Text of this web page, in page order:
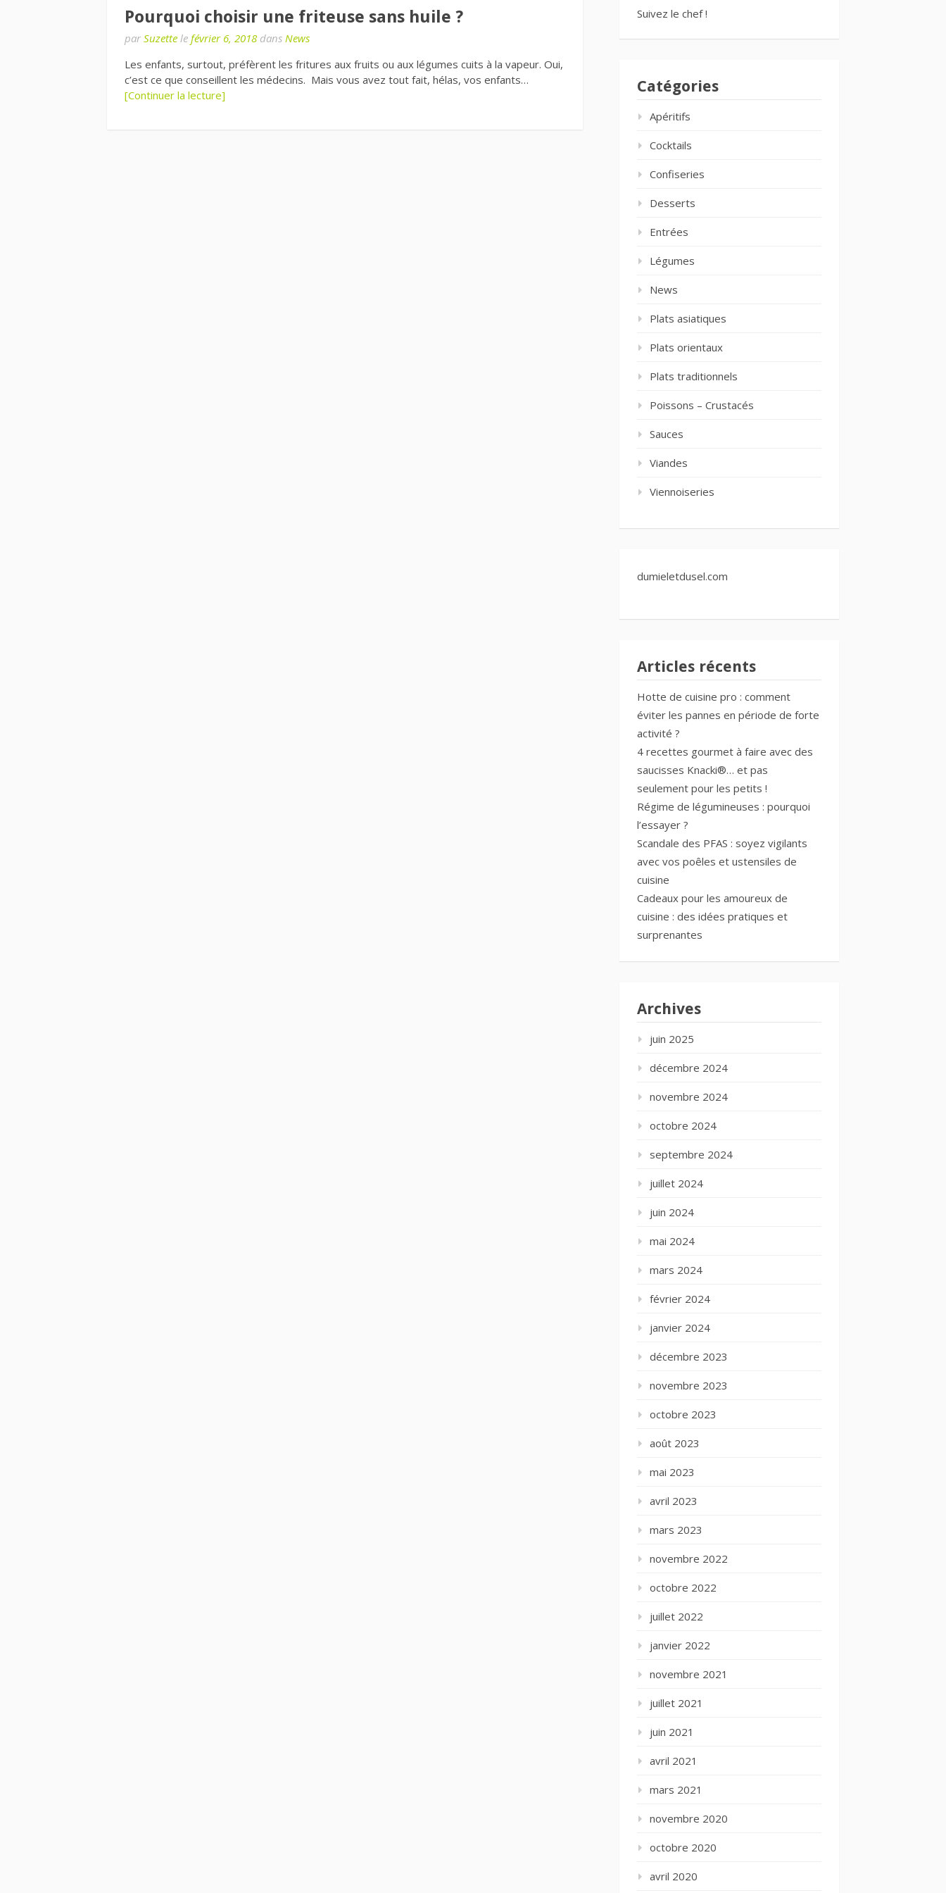
Pourquoi choisir une friteuse sans huile ?
par Suzette le février 6, 2018 dans News
Les enfants, surtout, préfèrent les fritures aux fruits ou aux légumes cuits à la vapeur. Oui,
c’est ce que conseillent les médecins. Mais vous avez tout fait, hélas, vos enfants…
[Continuer la lecture]
Suivez le chef !
Catégories
Apéritifs
Cocktails
Confiseries
Desserts
Entrées
Légumes
News
Plats asiatiques
Plats orientaux
Plats traditionnels
Poissons – Crustacés
Sauces
Viandes
Viennoiseries
dumieletdusel.com
Articles récents
Hotte de cuisine pro : comment
éviter les pannes en période de forte
activité ?
4 recettes gourmet à faire avec des
saucisses Knacki®… et pas
seulement pour les petits !
Régime de légumineuses : pourquoi
l’essayer ?
Scandale des PFAS : soyez vigilants
avec vos poêles et ustensiles de
cuisine
Cadeaux pour les amoureux de
cuisine : des idées pratiques et
surprenantes
Archives
juin 2025
décembre 2024
novembre 2024
octobre 2024
septembre 2024
juillet 2024
juin 2024
mai 2024
mars 2024
février 2024
janvier 2024
décembre 2023
novembre 2023
octobre 2023
août 2023
mai 2023
avril 2023
mars 2023
novembre 2022
octobre 2022
juillet 2022
janvier 2022
novembre 2021
juillet 2021
juin 2021
avril 2021
mars 2021
novembre 2020
octobre 2020
avril 2020